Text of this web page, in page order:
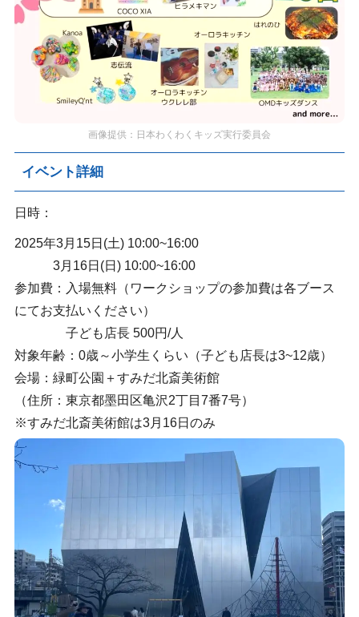
画像提供：日本わくわくキッズ実行委員会
イベント詳細
日時：
2025年3月15日(土) 10:00~16:00
3月16日(日) 10:00~16:00
参加費：入場無料（ワークショップの参加費は各ブース
にてお支払いください）
子ども店長 500円/人
対象年齢：0歳～小学生くらい（子ども店長は3~12歳）
会場：緑町公園＋すみだ北斎美術館
（住所：東京都墨田区亀沢2丁目7番7号）
※すみだ北斎美術館は3月16日のみ